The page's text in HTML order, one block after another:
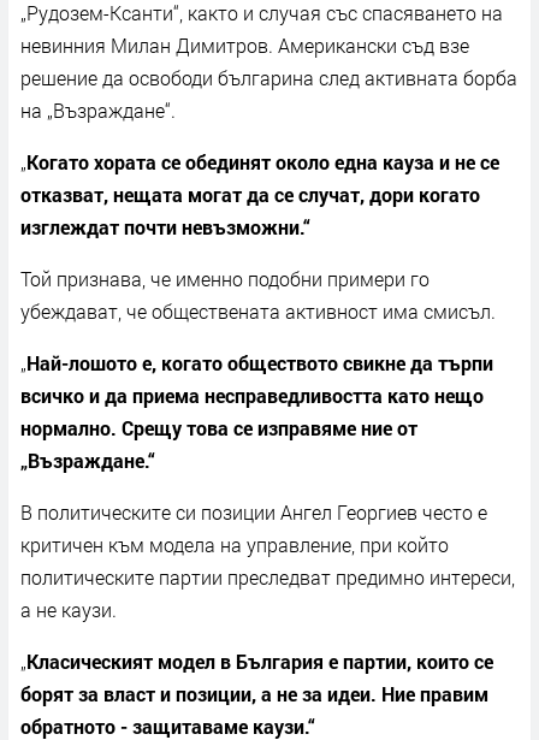
„Рудозем-Ксанти“, както и случая със спасяването на
невинния Милан Димитров. Американски съд взе
решение да освободи българина след активната борба
на „Възраждане“.
„Когато хората се обединят около една кауза и не се
отказват, нещата могат да се случат, дори когато
изглеждат почти невъзможни.“
Той признава, че именно подобни примери го
убеждават, че обществената активност има смисъл.
„Най-лошото е, когато обществото свикне да търпи
всичко и да приема несправедливостта като нещо
нормално. Срещу това се изправяме ние от
„Възраждане.“
В политическите си позиции Ангел Георгиев често е
критичен към модела на управление, при който
политическите партии преследват предимно интереси,
а не каузи.
„Класическият модел в България е партии, които се
борят за власт и позиции, а не за идеи. Ние правим
обратното - защитаваме каузи.“